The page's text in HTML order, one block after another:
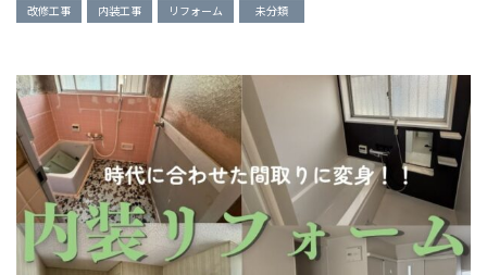
改修工事 内装工事 リフォーム 未分類